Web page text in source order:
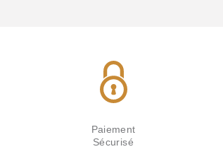
Paiement
Sécurisé